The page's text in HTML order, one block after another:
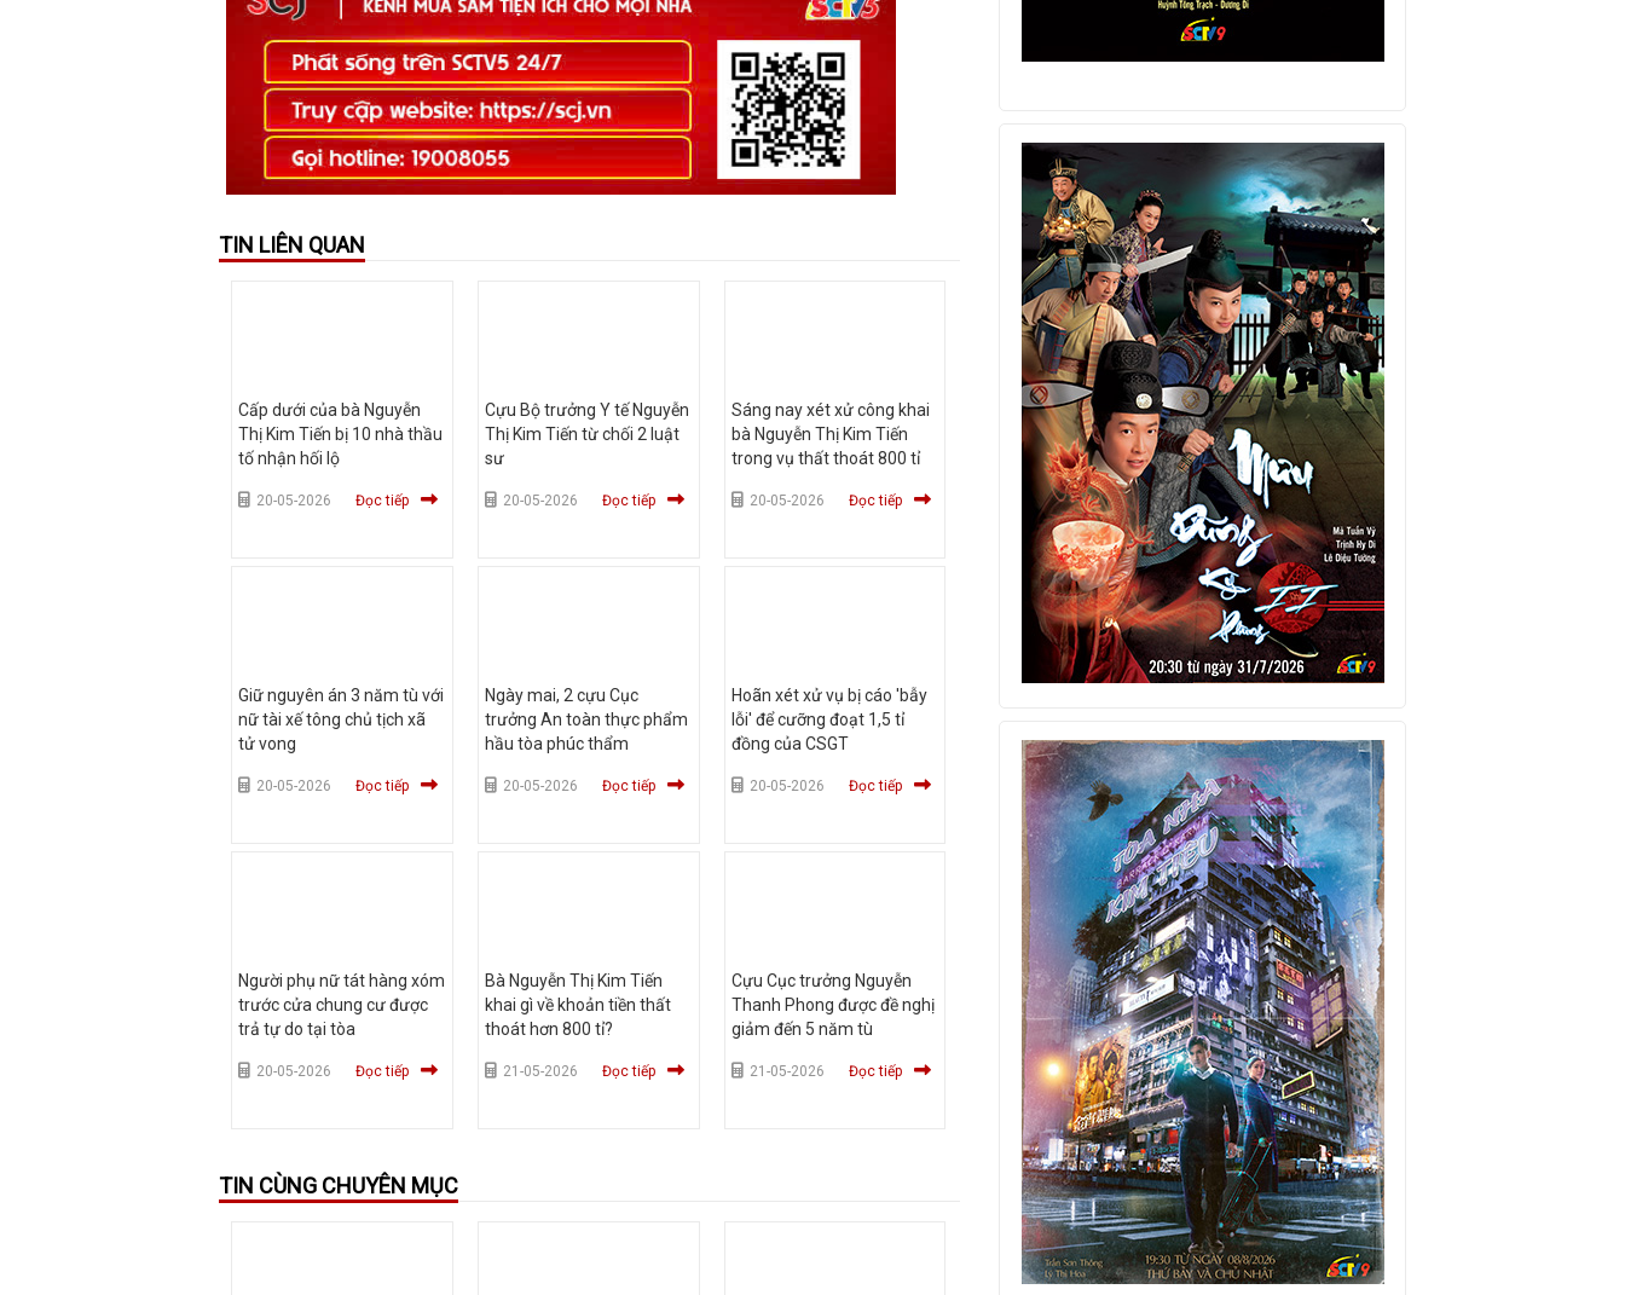
TIN LIÊN QUAN
Cấp dưới của bà Nguyễn
Thị Kim Tiến bị 10 nhà thầu
tố nhận hối lộ
20-05-2026 Đọc tiếp
Cựu Bộ trưởng Y tế Nguyễn
Thị Kim Tiến từ chối 2 luật
sư
20-05-2026 Đọc tiếp
Sáng nay xét xử công khai
bà Nguyễn Thị Kim Tiến
trong vụ thất thoát 800 tỉ
20-05-2026 Đọc tiếp
Giữ nguyên án 3 năm tù với
nữ tài xế tông chủ tịch xã
tử vong
20-05-2026 Đọc tiếp
Ngày mai, 2 cựu Cục
trưởng An toàn thực phẩm
hầu tòa phúc thẩm
20-05-2026 Đọc tiếp
Hoãn xét xử vụ bị cáo 'bẫy
lỗi' để cưỡng đoạt 1,5 tỉ
đồng của CSGT
20-05-2026 Đọc tiếp
Người phụ nữ tát hàng xóm
trước cửa chung cư được
trả tự do tại tòa
20-05-2026 Đọc tiếp
Bà Nguyễn Thị Kim Tiến
khai gì về khoản tiền thất
thoát hơn 800 tỉ?
21-05-2026 Đọc tiếp
Cựu Cục trưởng Nguyễn
Thanh Phong được đề nghị
giảm đến 5 năm tù
21-05-2026 Đọc tiếp
TIN CÙNG CHUYÊN MỤC